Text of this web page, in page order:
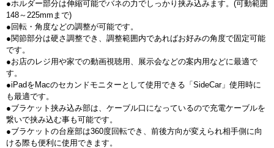
●ホルダー部分は伸縮可能でバネの力でしっかり挟み込みます。(可動範囲
148～225mmまで)
●回転・角度などの調整が可能です。
●関節部分は硬さ調整でき、調整範囲内であればお好みの角度で固定可能
です。
●お店のレジ用や家での動画視聴用、展示会などの案内用などに最適で
す。
●iPadをMacのセカンドモニターとして使用できる「SideCar」使用時に
も最適です。
●ブラケット挟み込み部は、ケーブル口になっているので充電ケーブルを
繋いで挟み込む事も可能です。
●ブラケットの台座部は360度回転でき、前後方向が変えられ相手側に向
ける際も便利に使用できます。